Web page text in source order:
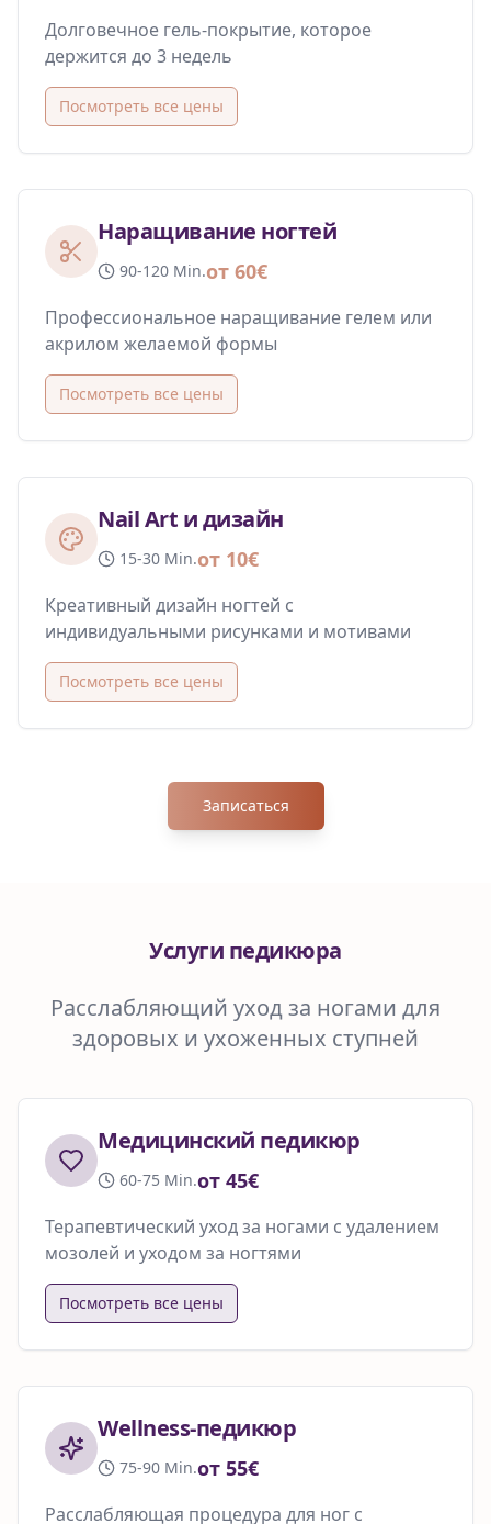
Долговечное гель-покрытие, которое
держится до 3 недель
Посмотреть все цены
Наращивание ногтей
90-120 Min.от 60€
Профессиональное наращивание гелем или
акрилом желаемой формы
Посмотреть все цены
Nail Art и дизайн
15-30 Min.от 10€
Креативный дизайн ногтей с
индивидуальными рисунками и мотивами
Посмотреть все цены
Записаться
Услуги педикюра
Расслабляющий уход за ногами для
здоровых и ухоженных ступней
Медицинский педикюр
60-75 Min.от 45€
Терапевтический уход за ногами с удалением
мозолей и уходом за ногтями
Посмотреть все цены
Wellness-педикюр
75-90 Min.от 55€
Расслабляющая процедура для ног с